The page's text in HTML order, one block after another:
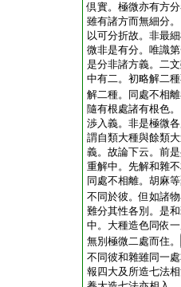
倶實。極微亦有方
雖有諸方而無細分
以可分折故。非最
微非是有分。唯識
是分非諸方義。二
中有二。初略解二
解二種。同處不相
隨有根處諸有根色
渉入義。非是極微
謂自類大種與餘類
義。故論下云。前
重解中。先解和雜
同處不相離。胡麻
不同於彼。但如諸
難分其性各別。是
中。大種造色同依
無別極微二處而住。
不同彼和雜雖同一
報四大及所造七法